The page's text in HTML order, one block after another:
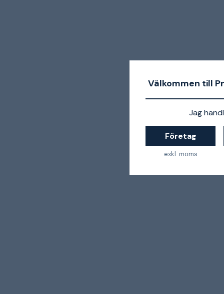
Välkommen till
Jag
Företag
exkl. moms